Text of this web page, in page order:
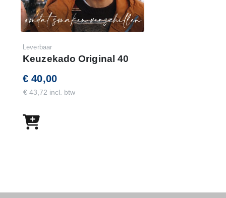
Leverbaar
Keuzekado Original 40
€ 40,00
€ 43,72 incl. btw